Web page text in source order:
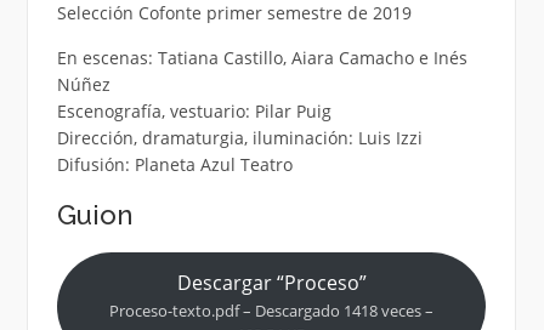
Selección Cofonte primer semestre de 2019
En escenas: Tatiana Castillo, Aiara Camacho e Inés
Núñez
Escenografía, vestuario: Pilar Puig
Dirección, dramaturgia, iluminación: Luis Izzi
Difusión: Planeta Azul Teatro
Guion
Descargar “Proceso”
Proceso-texto.pdf – Descargado 1418 veces –